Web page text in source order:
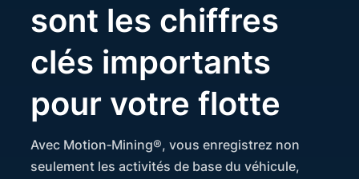
sont les chiffres
clés importants
pour votre flotte
Avec Motion‑Mining®, vous enregistrez non
seulement les activités de base du véhicule,